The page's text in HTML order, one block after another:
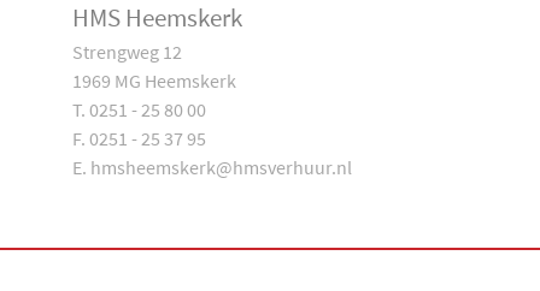
HMS Heemskerk
Strengweg 12
1969 MG Heemskerk
T. 0251 - 25 80 00
F. 0251 - 25 37 95
E. hmsheemskerk@hmsverhuur.nl